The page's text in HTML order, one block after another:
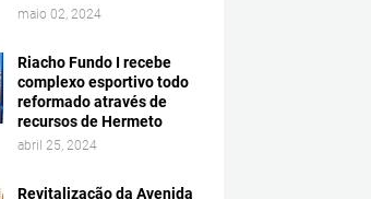
maio 02, 2024
Riacho Fundo I recebe
complexo esportivo todo
reformado através de
recursos de Hermeto
abril 25, 2024
Revitalização da Avenida